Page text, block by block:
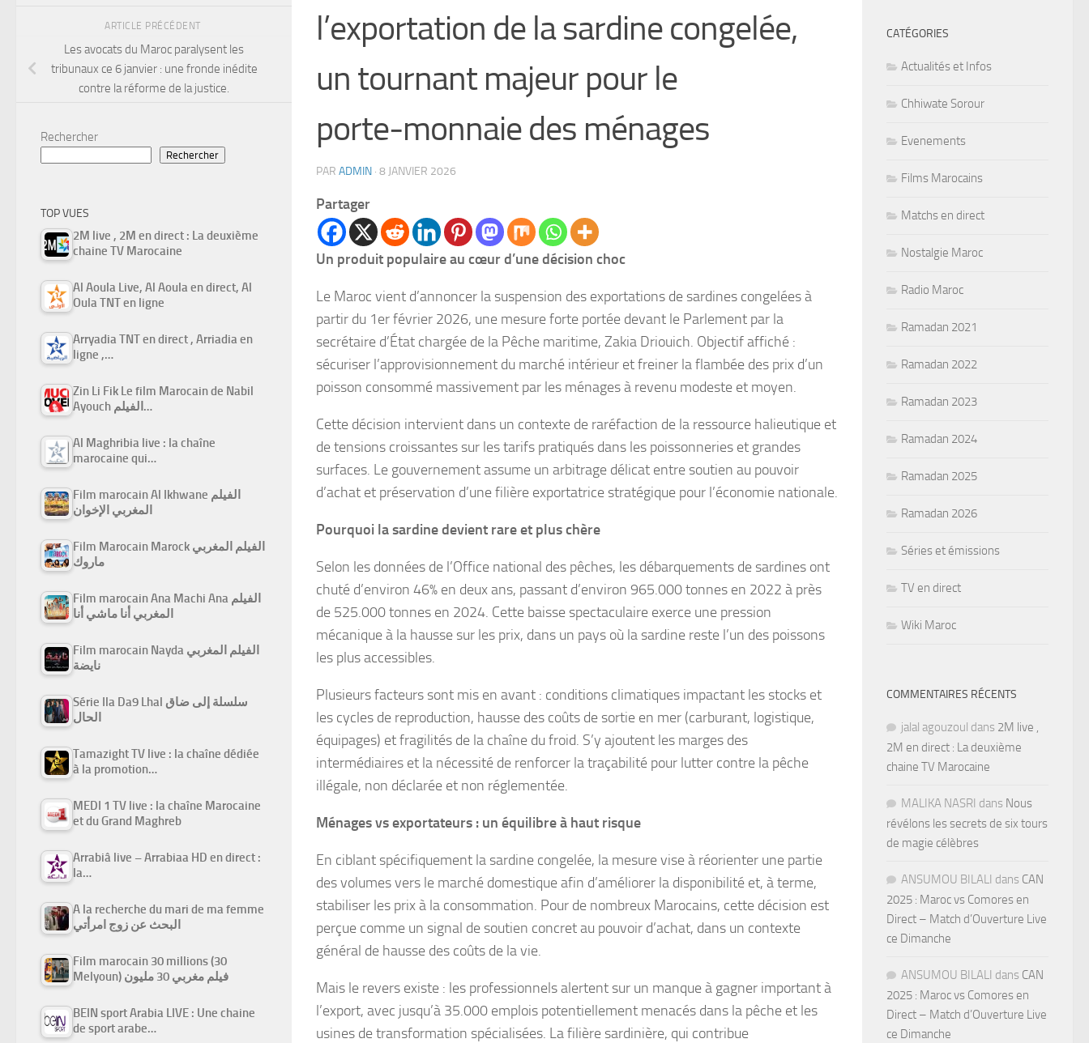
l’exportation de la sardine congelée,
un tournant majeur pour le
porte‑monnaie des ménages
PAR ADMIN · 8 JANVIER 2026
Partager
Un produit populaire au cœur d’une décision choc
Le Maroc vient d’annoncer la suspension des exportations de sardines congelées à
partir du 1er février 2026, une mesure forte portée devant le Parlement par la
secrétaire d’État chargée de la Pêche maritime, Zakia Driouich. Objectif affiché :
sécuriser l’approvisionnement du marché intérieur et freiner la flambée des prix d’un
poisson consommé massivement par les ménages à revenu modeste et moyen.
Cette décision intervient dans un contexte de raréfaction de la ressource halieutique et
de tensions croissantes sur les tarifs pratiqués dans les poissonneries et grandes
surfaces. Le gouvernement assume un arbitrage délicat entre soutien au pouvoir
d’achat et préservation d’une filière exportatrice stratégique pour l’économie nationale.
Pourquoi la sardine devient rare et plus chère
Selon les données de l’Office national des pêches, les débarquements de sardines ont
chuté d’environ 46% en deux ans, passant d’environ 965.000 tonnes en 2022 à près
de 525.000 tonnes en 2024. Cette baisse spectaculaire exerce une pression
mécanique à la hausse sur les prix, dans un pays où la sardine reste l’un des poissons
les plus accessibles.
Plusieurs facteurs sont mis en avant : conditions climatiques impactant les stocks et
les cycles de reproduction, hausse des coûts de sortie en mer (carburant, logistique,
équipages) et fragilités de la chaîne du froid. S’y ajoutent les marges des
intermédiaires et la nécessité de renforcer la traçabilité pour lutter contre la pêche
illégale, non déclarée et non réglementée.
Ménages vs exportateurs : un équilibre à haut risque
En ciblant spécifiquement la sardine congelée, la mesure vise à réorienter une partie
des volumes vers le marché domestique afin d’améliorer la disponibilité et, à terme,
stabiliser les prix à la consommation. Pour de nombreux Marocains, cette décision est
perçue comme un signal de soutien concret au pouvoir d’achat, dans un contexte
général de hausse des coûts de la vie.
Mais le revers existe : les professionnels alertent sur un manque à gagner important à
l’export, avec jusqu’à 35.000 emplois potentiellement menacés dans la pêche et les
usines de transformation spécialisées. La filière sardinière, qui contribue
ARTICLE PRÉCÉDENT
Les avocats du Maroc paralysent les
tribunaux ce 6 janvier : une fronde inédite
contre la réforme de la justice.
Rechercher
Rechercher
TOP VUES
2M live , 2M en direct : La deuxième
chaine TV Marocaine
Al Aoula Live, Al Aoula en direct, Al
Oula TNT en ligne
Arryadia TNT en direct , Arriadia en
ligne ,…
Zin Li Fik Le film Marocain de Nabil
Ayouch الفيلم…
Al Maghribia live : la chaîne
marocaine qui…
Film marocain Al Ikhwane الفيلم
المغربي الإخوان
Film Marocain Marock الفيلم المغربي
ماروك
Film marocain Ana Machi Ana الفيلم
المغربي أنا ماشي أنا
Film marocain Nayda الفيلم المغربي
نايضة
Série Ila Da9 Lhal سلسلة إلى ضاق
الحال
Tamazight TV live : la chaîne dédiée
à la promotion…
MEDI 1 TV live : la chaîne Marocaine
et du Grand Maghreb
Arrabiâ live – Arrabiaa HD en direct :
la…
A la recherche du mari de ma femme
البحث عن زوج امرأتي
Film marocain 30 millions (30
Melyoun) فيلم مغربي 30 مليون
BEIN sport Arabia LIVE : Une chaine
de sport arabe…
CATÉGORIES
Actualités et Infos
Chhiwate Sorour
Evenements
Films Marocains
Matchs en direct
Nostalgie Maroc
Radio Maroc
Ramadan 2021
Ramadan 2022
Ramadan 2023
Ramadan 2024
Ramadan 2025
Ramadan 2026
Séries et émissions
TV en direct
Wiki Maroc
COMMENTAIRES RÉCENTS
jalal agouzoul dans 2M live ,
2M en direct : La deuxième
chaine TV Marocaine
MALIKA NASRI dans Nous
révélons les secrets de six tours
de magie célèbres
ANSUMOU BILALI dans CAN
2025 : Maroc vs Comores en
Direct – Match d’Ouverture Live
ce Dimanche
ANSUMOU BILALI dans CAN
2025 : Maroc vs Comores en
Direct – Match d’Ouverture Live
ce Dimanche